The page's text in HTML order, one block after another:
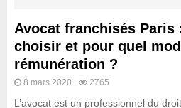
Avocat franchisés Paris
choisir et pour quel
rémunération ?
8 mars 2020 2765
L’avocat est un professionnel du